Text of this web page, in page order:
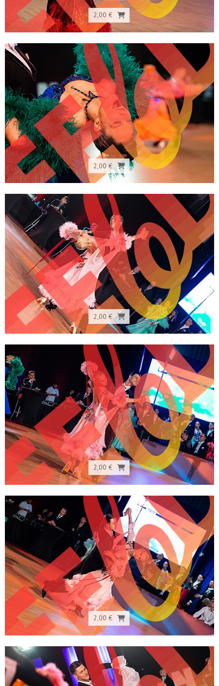
2,00 €
2,00 €
2,00 €
2,00 €
2,00 €